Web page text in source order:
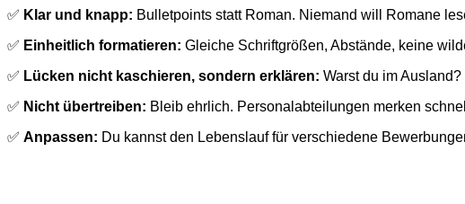
✅ Klar und knapp: Bulletpoints statt Roman. Niemand will Romane
✅ Einheitlich formatieren: Gleiche Schriftgrößen, Abstände, keine
✅ Lücken nicht kaschieren, sondern erklären: Warst du im
✅ Nicht übertreiben: Bleib ehrlich. Personalabteilungen merken
✅ Anpassen: Du kannst den Lebenslauf für verschiedene